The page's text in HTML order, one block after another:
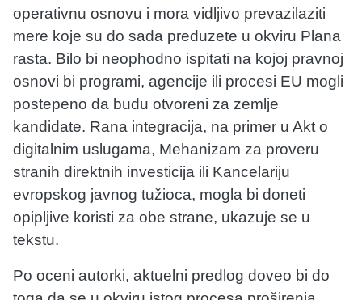
operativnu osnovu i mora vidljivo prevazilaziti
mere koje su do sada preduzete u okviru Plana
rasta. Bilo bi neophodno ispitati na kojoj pravnoj
osnovi bi programi, agencije ili procesi EU mogli
postepeno da budu otvoreni za zemlje
kandidate. Rana integracija, na primer u Akt o
digitalnim uslugama, Mehanizam za proveru
stranih direktnih investicija ili Kancelariju
evropskog javnog tužioca, mogla bi doneti
opipljive koristi za obe strane, ukazuje se u
tekstu.
Po oceni autorki, aktuelni predlog doveo bi do